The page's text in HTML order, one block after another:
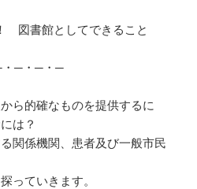
図書館としてできること
─・─・─
ら的確なものを提供するに
は？
関係機関、患者及び一般市民
っていきます。